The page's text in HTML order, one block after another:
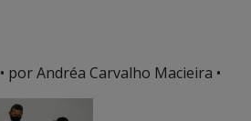
• por Andréa Carvalho Macieira •